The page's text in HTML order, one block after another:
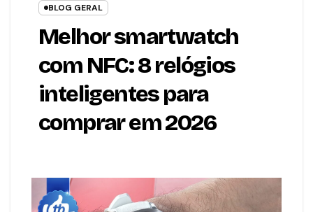
BLOG GERAL
Melhor smartwatch
com NFC: 8 relógios
inteligentes para
comprar em 2026